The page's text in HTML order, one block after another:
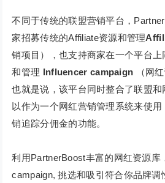
不同于传统的联盟营销平台，
家招募传统的Affiliate资源和管理A
销项目），也支持商家在一个平台
和管理 Influencer campaign
（网
也就是说，该平台同时整合了联盟
以作为一个网红营销管理系统来使
销追踪分佣金的功能。
利用PartnerBoost丰富的网红资源库
campaign, 挑选和吸引符合你品牌调